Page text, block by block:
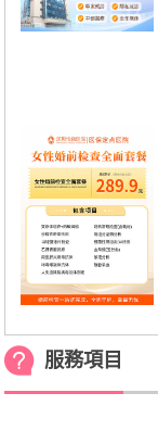
服務項目